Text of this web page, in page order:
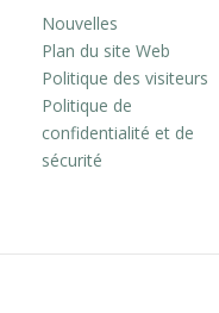
Nouvelles
Plan du site Web
Politique des visiteurs
Politique de
confidentialité et de
sécurité